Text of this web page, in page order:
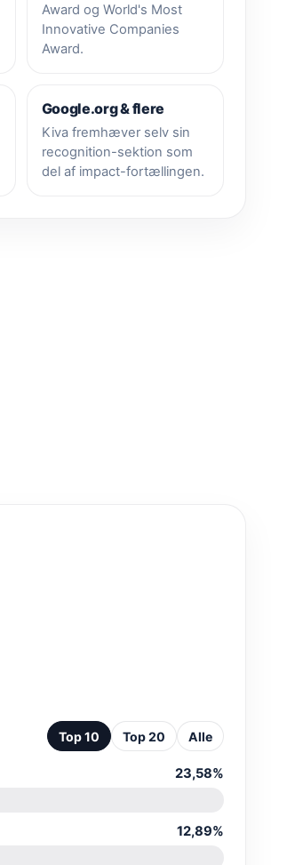
Award og World's Most
Innovative Companies
Award.
Google.org & flere
Kiva fremhæver selv sin
recognition-sektion som
del af impact-fortællingen.
Top 10 Top 20 Alle
23,58%
12,89%